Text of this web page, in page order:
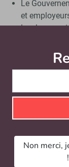
Le
et
les Jeux,
L’objectif
mais de
gares/
Le
peut être
semaine et
transport
Non merci,
!